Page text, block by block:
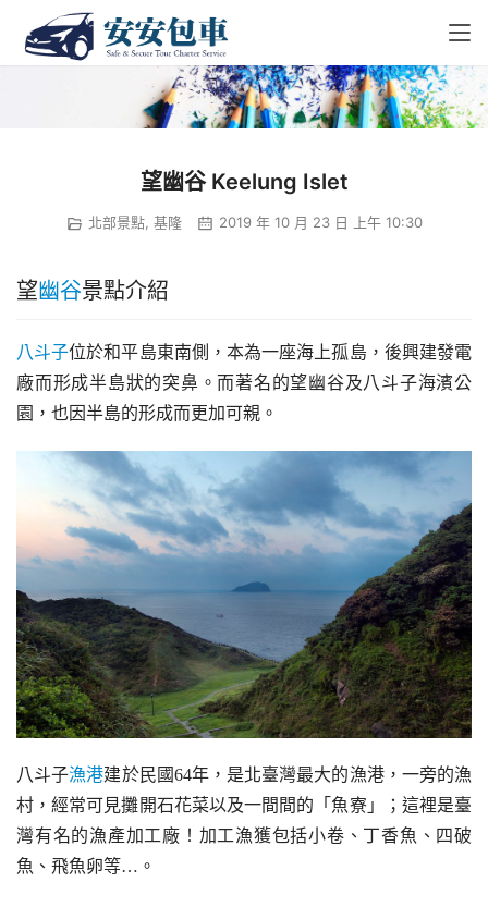
望幽谷 Keelung Islet
北部景點, 基隆 2019 年 10 月 23 日 上午 10:30
望幽谷景點介紹
八斗子位於和平島東南側，本為一座海上孤島，後興建發電
廠而形成半島狀的突鼻。而著名的望幽谷及八斗子海濱公
園，也因半島的形成而更加可親。
八斗子漁港建於民國64年，是北臺灣最大的漁港，一旁的漁
村，經常可見攤開石花菜以及一間間的「魚寮」；這裡是臺
灣有名的漁產加工廠！加工漁獲包括小卷、丁香魚、四破
魚、飛魚卵等…。